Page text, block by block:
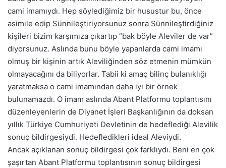
cami imamıydı. Hep söylediğimiz bir husustur bu, önce
asimile edip Sünnileştiriyorsunuz sonra Sünnileştirdiğiniz
kişileri bizim karşımıza çıkartıp “bak böyle Aleviler de var”
diyorsunuz. Aslında bunu böyle yapanlarda cami imamı
olmuş bir kişinin artık Aleviliğinden söz etmenin mümkün
olmayacağını da biliyorlar. Tabii ki amaç bilinç bulanıklığı
yaratmaksa o cami imamından daha iyi bir örnek
bulunamazdı. O imam aslında Abant Platformu toplantısını
düzenleyenlerin de Diyanet İşleri Başkanlığının da doksan
yıllık Türkiye Cumhuriyeti Devletinin de hedeflediği Alevilik
sonuç bildirgesiydi. Hedefledikleri ideal Aleviydi.
Ancak açıklanan sonuç bildirgesi çok farklıydı. Beni en çok
şaşırtan Abant Platformu toplantısının sonuç bildirgesi